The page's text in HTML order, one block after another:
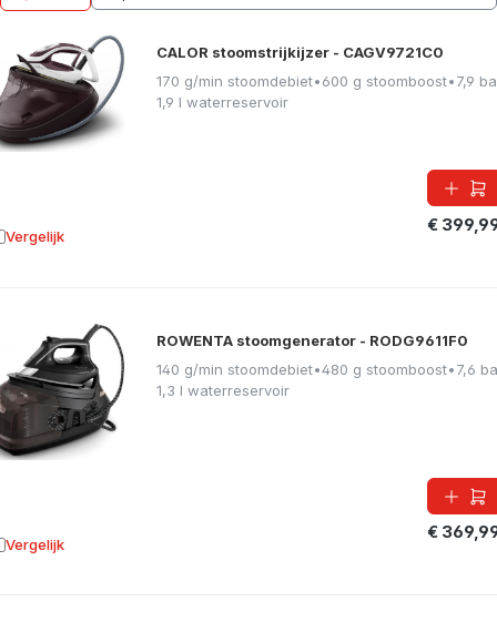
CALOR stoomstrijkijzer - CAGV9721C0
170 g/min stoomdebiet•600 g stoomboost•7,9
1,9 l waterreservoir
€
Vergelijk aan vergelijking
ROWENTA stoomgenerator - RODG9611F0
140 g/min stoomdebiet•480 g stoomboost•7,6
1,3 l waterreservoir
€
Vergelijk aan vergelijking